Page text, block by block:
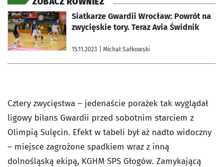
Siatkarze Gwardii Wrocław: Powrót na
zwycięskie tory. Teraz Avia Świdnik
15.11.2023 | Michał Sałkowski
otworzy się w nowej karcie
Cztery zwycięstwa – jedenaście porażek tak wyglądał
ligowy bilans Gwardii przed sobotnim starciem z
Olimpią Sulęcin. Efekt w tabeli był aż nadto widoczny
– miejsce zagrożone spadkiem wraz z inną
dolnośląską ekipą, KGHM SPS Głogów. Zamykającą